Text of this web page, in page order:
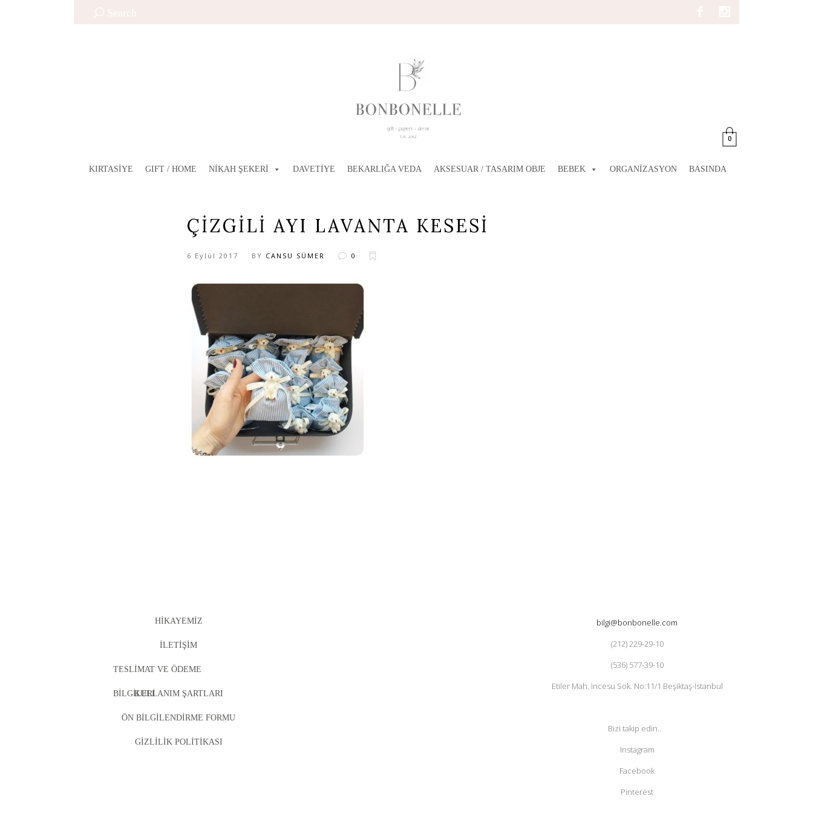
KIRTASIYE GIFT / HOME NIKAH ŞEKERI DAVETIYE BEKARLIĞA VEDA AKSESUAR / TASARIM OBJE BEBEK ORGANIZASYON BASINDA
0
ÇIZGILI AYI LAVANTA KESESI
6 Eylül 2017 BY CANSU SÜMER 0
HIKAYEMIZ
İLETIŞIM
TESLIMAT VE ÖDEME
BILGILERIKULLANIM ŞARTLARI
ÖN BILGILENDIRME FORMU
GIZLILIK POLITIKASI
bilgi@bonbonelle.com
(212) 229-29-10
(536) 577-39-10
Etiler Mah. İncesu Sok. No:11/1 Beşiktaş-İstanbul
Bizi takip edin..
Instagram
Facebook
Pinterest